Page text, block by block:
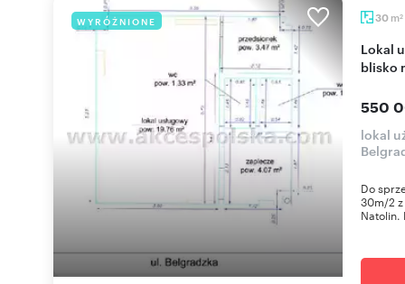
WYRÓŻNIONE 30 m2
Lokal usługowo-handlowy 30m² z witrynami,
blisko
550
lokal
Do
30m/2
Natolin.